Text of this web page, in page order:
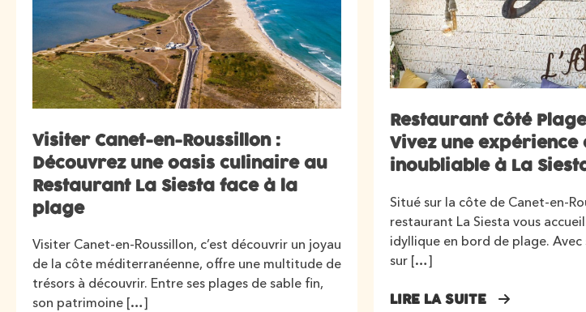
Visiter Canet-en-Roussillon :
Découvrez une oasis culinaire au
Restaurant La Siesta face à la
plage
Visiter Canet-en-Roussillon, c’est découvrir un joyau
de la côte méditerranéenne, offre une multitude de
trésors à découvrir. Entre ses plages de sable fin,
son patrimoine […]
Restaurant Côté
Vivez une
inoubliable à La
Situé sur la côte de Canet-en-
restaurant La Siesta vous
idyllique en bord de plage. Avec
sur […]
LIRE LA SUITE